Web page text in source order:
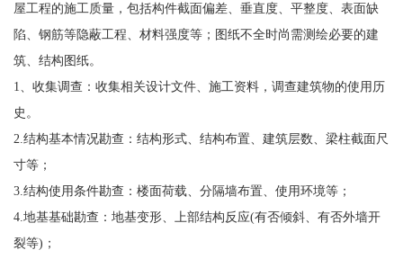
屋工程的施工质量，包括构件截面偏差、垂直度、平整度、表面缺
陷、钢筋等隐蔽工程、材料强度等；图纸不全时尚需测绘必要的建
筑、结构图纸。
1、收集调查：收集相关设计文件、施工资料，调查建筑物的使用历
史。
2.结构基本情况勘查：结构形式、结构布置、建筑层数、梁柱截面尺
寸等；
3.结构使用条件勘查：楼面荷载、分隔墙布置、使用环境等；
4.地基基础勘查：地基变形、上部结构反应(有否倾斜、有否外墙开
裂等)；